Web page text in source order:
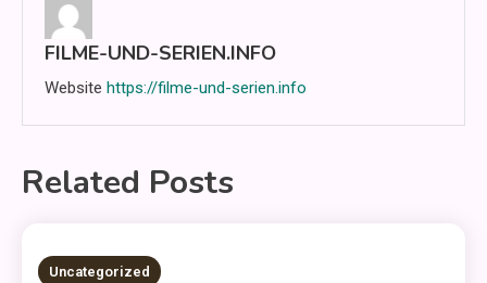
FILME-UND-SERIEN.INFO
Website https://filme-und-serien.info
Related Posts
2 MINS READ
Uncategorized